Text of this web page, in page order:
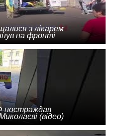
з лікарем
на фронті
постраждав
(відео)